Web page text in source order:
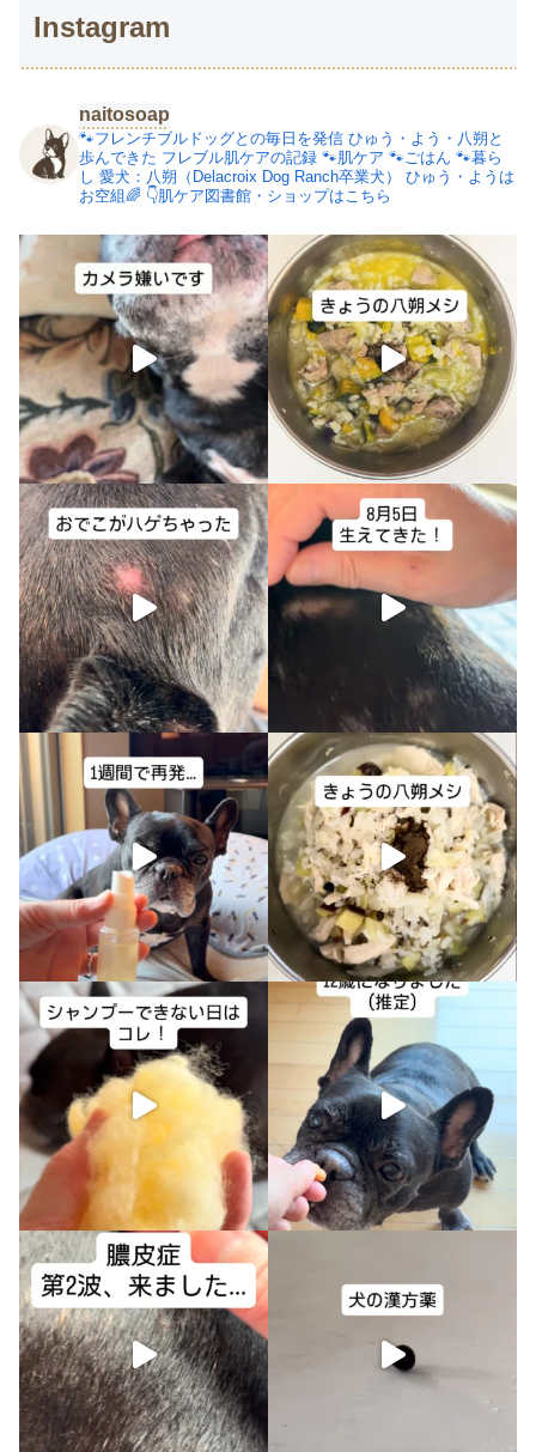
Instagram
naitosoap
🐾フレンチブルドッグとの毎日を発信 ひゅう・よう・八朔と
歩んできた フレブル肌ケアの記録 🐾肌ケア 🐾ごはん 🐾暮ら
し 愛犬：八朔（Delacroix Dog Ranch卒業犬）
ひゅう・ようは
お空組🌈 👇肌ケア図書館・ショップはこちら